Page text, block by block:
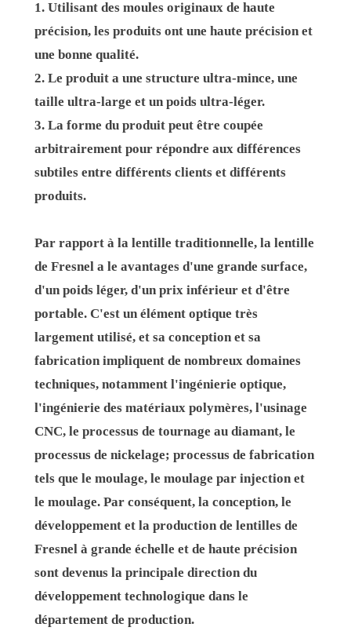
1. Utilisant des moules originaux de haute
précision, les produits ont une haute précision et
une bonne qualité.
2. Le produit a une structure ultra-mince, une
taille ultra-large et un poids ultra-léger.
3. La forme du produit peut être coupée
arbitrairement pour répondre aux différences
subtiles entre différents clients et différents
produits.
Par rapport à la lentille traditionnelle, la lentille
de Fresnel a le avantages d'une grande surface,
d'un poids léger, d'un prix inférieur et d'être
portable. C'est un élément optique très
largement utilisé, et sa conception et sa
fabrication impliquent de nombreux domaines
techniques, notamment l'ingénierie optique,
l'ingénierie des matériaux polymères, l'usinage
CNC, le processus de tournage au diamant, le
processus de nickelage; processus de fabrication
tels que le moulage, le moulage par injection et
le moulage. Par conséquent, la conception, le
développement et la production de lentilles de
Fresnel à grande échelle et de haute précision
sont devenus la principale direction du
développement technologique dans le
département de production.